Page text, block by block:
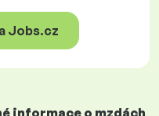
Jobs.cz